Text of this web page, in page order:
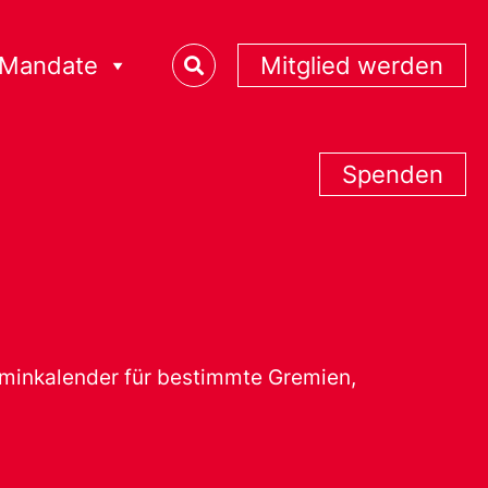
Mandate Mitglied werden
Spenden
für bestimmte Gremien,